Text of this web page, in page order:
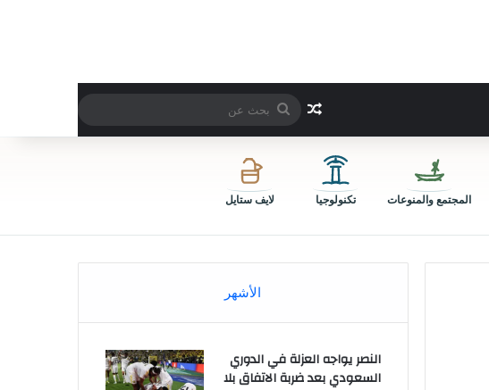
مقال عشوائي
بحث
عن
المجتمع والمنوعات تكنولوجيا لايف ستايل
الأشهر
النصر يواجه العزلة في الدوري
السعودي بعد ضربة الاتفاق بلا